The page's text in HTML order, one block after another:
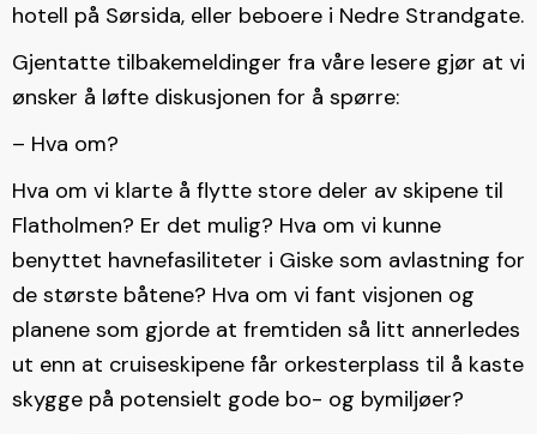
hotell på Sørsida, eller beboere i Nedre Strandgate.
Gjentatte tilbakemeldinger fra våre lesere gjør at vi
ønsker å løfte diskusjonen for å spørre:
– Hva om?
Hva om vi klarte å flytte store deler av skipene til
Flatholmen? Er det mulig? Hva om vi kunne
benyttet havnefasiliteter i Giske som avlastning for
de største båtene? Hva om vi fant visjonen og
planene som gjorde at fremtiden så litt annerledes
ut enn at cruiseskipene får orkesterplass til å kaste
skygge på potensielt gode bo- og bymiljøer?